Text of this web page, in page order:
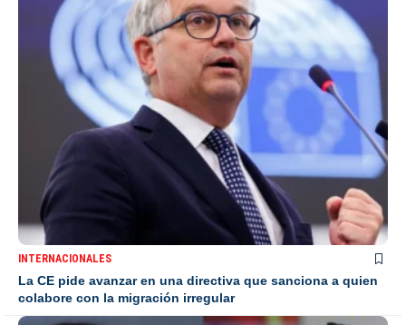
INTERNACIONALES
La CE pide avanzar en una directiva que sanciona a quien
colabore con la migración irregular